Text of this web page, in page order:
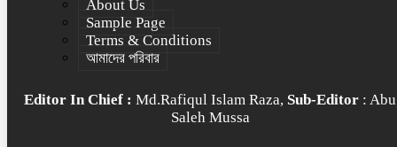
About Us
Sample Page
Terms & Conditions
আমাদের পরিবার
Editor In Chief : Md.Rafiqul Islam Raza, Sub-Editor : Abu
Saleh Mussa